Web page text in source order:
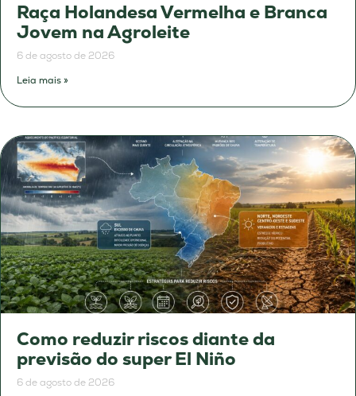
Raça Holandesa Vermelha e Branca
Jovem na Agroleite
6 de agosto de 2026
Leia mais »
Como reduzir riscos diante da
previsão do super El Niño
6 de agosto de 2026